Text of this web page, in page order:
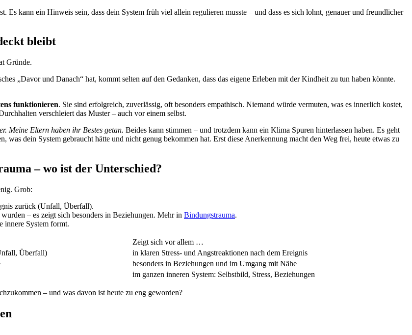
Es kann ein Hinweis sein, dass dein System früh viel allein regulieren musste – und dass es sich lohnt, genauer und freundlicher
bleibt
Gründe.
„Davor und Danach“ hat, kommt selten auf den Gedanken, dass das eigene Erleben mit der Kindheit zu tun haben könnte.
funktionieren. Sie sind erfolgreich, zuverlässig, oft besonders empathisch. Niemand würde vermuten, was es innerlich kostet,
verschleiert das Muster – auch vor einem selbst.
Meine Eltern haben ihr Bestes getan. Beides kann stimmen – und trotzdem kann ein Klima Spuren hinterlassen haben. Es geht
dein System gebraucht hätte und nicht genug bekommen hat. Erst diese Anerkennung macht den Weg frei, heute etwas zu
– wo ist der Unterschied?
Grob:
zurück (Unfall, Überfall).
– es zeigt sich besonders in Beziehungen. Mehr in Bindungstrauma.
innere System formt.
Zeigt sich vor allem …
Überfall)
in klaren Stress- und Angstreaktionen nach dem Ereignis
besonders in Beziehungen und im Umgang mit Nähe
im ganzen inneren System: Selbstbild, Stress, Beziehungen
– und was davon ist heute zu eng geworden?